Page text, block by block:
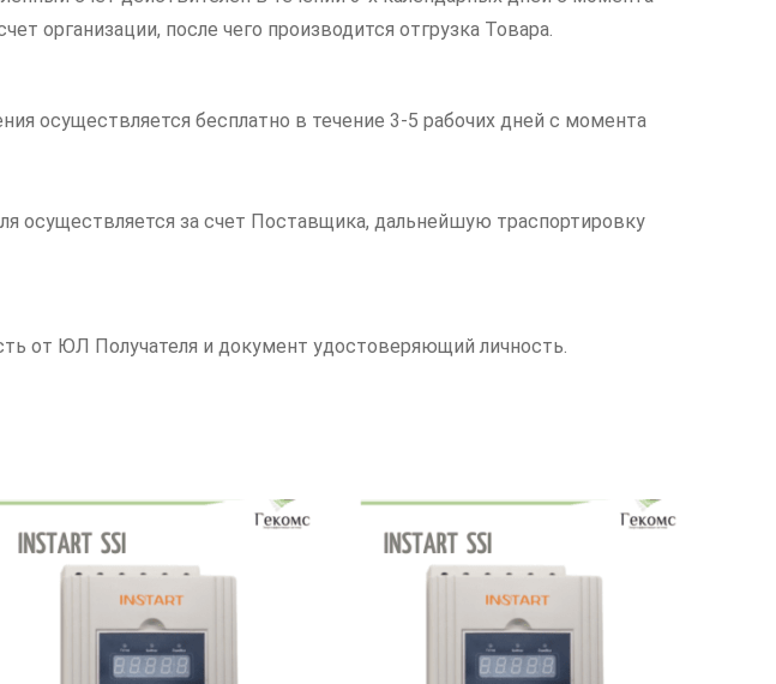
организации, после чего производится отгрузка Товара.
осуществляется бесплатно в течение 3-5 рабочих дней с момента
осуществляется за счет Поставщика, дальнейшую траспортировку
от ЮЛ Получателя и документ удостоверяющий личность.